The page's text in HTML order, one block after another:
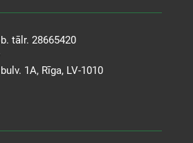
tālr. 28665420
1A, Rīga, LV-1010